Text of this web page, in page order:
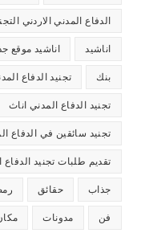
الدفاع المدني الاردني
اناشيد اناشيد موقع
بنك تجنيد الدفاع
تجنيد الدفاع المدني اناث
تجنيد سائقين في الدفاع
تقديم طلبات تجنيد الدفاع
جذاب حقائق
فن مدونات